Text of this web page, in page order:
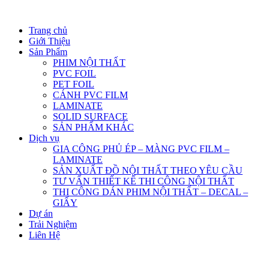
Trang chủ
Giới Thiệu
Sản Phẩm
PHIM NỘI THẤT
PVC FOIL
PET FOIL
CÁNH PVC FILM
LAMINATE
SOLID SURFACE
SẢN PHẨM KHÁC
Dịch vụ
GIA CÔNG PHỦ ÉP – MÀNG PVC FILM –
LAMINATE
SẢN XUẤT ĐỒ NỘI THẤT THEO YÊU CẦU
TƯ VẤN THIẾT KẾ THI CÔNG NỘI THẤT
THI CÔNG DÁN PHIM NỘI THẤT – DECAL –
GIẤY
Dự án
Trải Nghiệm
Liên Hệ